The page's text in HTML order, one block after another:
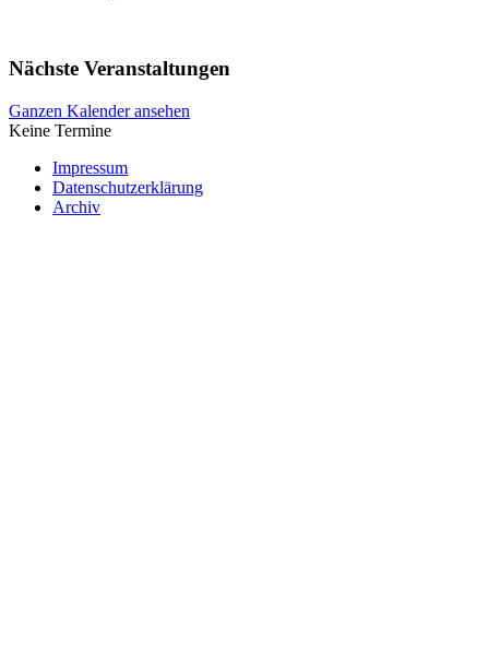
Nächste Veranstaltungen
Ganzen Kalender ansehen
Keine Termine
Impressum
Datenschutzerklärung
Archiv